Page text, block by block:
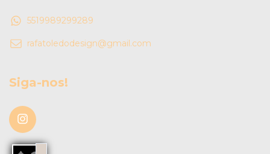
5519989299289
rafatoledodesign@gmail.com
Siga-nos!